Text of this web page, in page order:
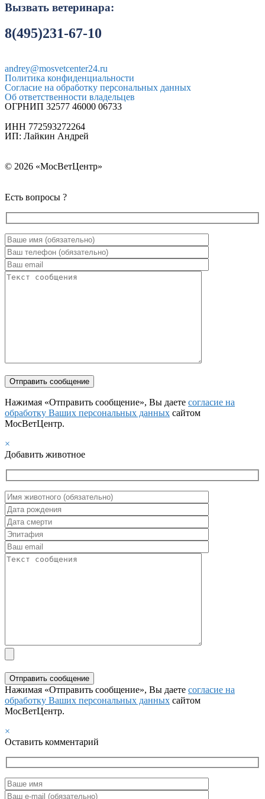
Вызвать ветеринара:
8(495)231-67-10
andrey@mosvetcenter24.ru
Политика конфиденциальности
Согласие на обработку персональных данных
Об ответственности владельцев
ОГРНИП 32577 46000 06733
ИНН 772593272264
ИП: Лайкин Андрей
© 2026 «МосВетЦентр»
Есть вопросы ?
Нажимая «Отправить сообщение», Вы даете согласие на
обработку Ваших персональных данных сайтом
МосВетЦентр.
×
Добавить животное
Нажимая «Отправить сообщение», Вы даете согласие на
обработку Ваших персональных данных сайтом
МосВетЦентр.
×
Оставить комментарий